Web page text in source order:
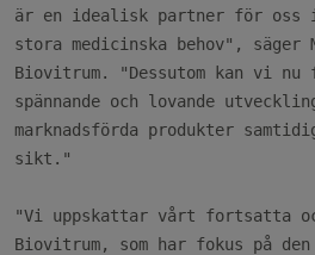
är en idealisk partner för oss
stora medicinska behov", säger
Biovitrum. "Dessutom kan vi
spännande och lovande
marknadsförda produkter
sikt."
"Vi uppskattar vårt fortsatta och
Biovitrum, som har fokus på